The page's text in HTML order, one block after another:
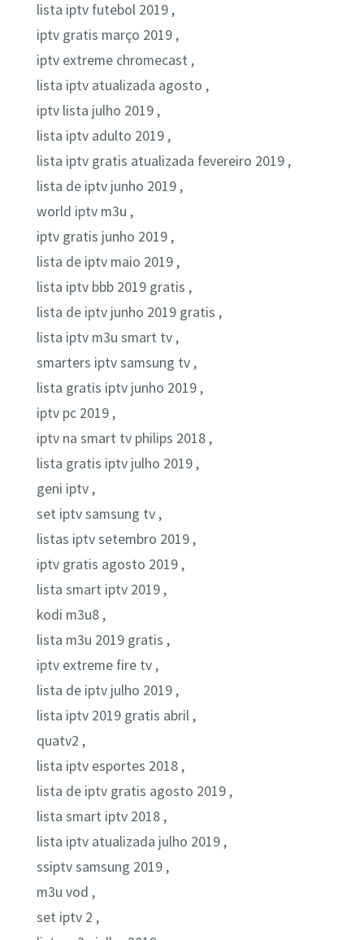
lista iptv futebol 2019 ,
iptv gratis março 2019 ,
iptv extreme chromecast ,
lista iptv atualizada agosto ,
iptv lista julho 2019 ,
lista iptv adulto 2019 ,
lista iptv gratis atualizada fevereiro 2019 ,
lista de iptv junho 2019 ,
world iptv m3u ,
iptv gratis junho 2019 ,
lista de iptv maio 2019 ,
lista iptv bbb 2019 gratis ,
lista de iptv junho 2019 gratis ,
lista iptv m3u smart tv ,
smarters iptv samsung tv ,
lista gratis iptv junho 2019 ,
iptv pc 2019 ,
iptv na smart tv philips 2018 ,
lista gratis iptv julho 2019 ,
geni iptv ,
set iptv samsung tv ,
listas iptv setembro 2019 ,
iptv gratis agosto 2019 ,
lista smart iptv 2019 ,
kodi m3u8 ,
lista m3u 2019 gratis ,
iptv extreme fire tv ,
lista de iptv julho 2019 ,
lista iptv 2019 gratis abril ,
quatv2 ,
lista iptv esportes 2018 ,
lista de iptv gratis agosto 2019 ,
lista smart iptv 2018 ,
lista iptv atualizada julho 2019 ,
ssiptv samsung 2019 ,
m3u vod ,
set iptv 2 ,